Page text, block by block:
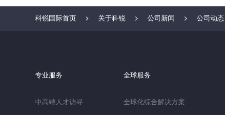
科锐国际首页 关于科锐 公司新闻 公司动态
专业服务
中高端人才访寻
全球服务
全球化综合解决方案